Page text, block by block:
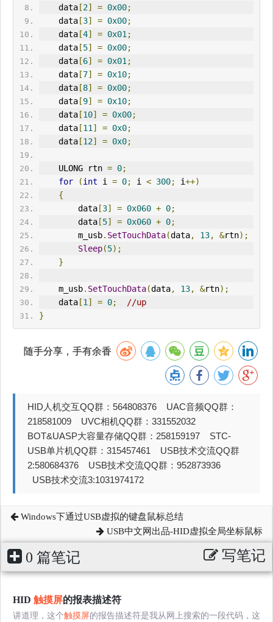
    data
[2] = 0x00;
    data
[3] = 0x00;
    data
[4] = 0x01;
    data
[5] = 0x00;
    data
[6] = 0x01;
    data
[7] = 0x10;
    data
[8] = 0x00;
    data
[9] = 0x10;
    data
[10] = 0x00;
    data
[11] = 0x0;
    data
[12] = 0x0;
    ULONG rtn
= 0;
for
(int i = 0; i < 300; i++)
{
        data
[3] = 0x060 + 0;
        data
[5] = 0x060 + 0;
        m_usb
. SetTouchData(data, 13, &rtn);
Sleep(5);
}
    m_usb
. SetTouchData(data, 13, &rtn);
    data
[1] = 0;
//up
}
随手分享，手有余香
HID人机交互QQ群：564808376 UAC音频QQ群：
218581009 UVC相机QQ群：331552032
BOT&UASP大容量存储QQ群：258159197 STC-
USB单片机QQ群：315457461 USB技术交流QQ群
2:580684376 USB技术交流QQ群：952873936
USB技术交流3:1031974172
Windows下通过USB虚拟的键盘鼠标总结
USB中文网出品-HID虚拟全局坐标鼠标
0 篇笔记 写笔记
HID 触摸屏的报表描述符
讲道理，这个触摸屏的报告描述符是我从网上搜索的一段代码，这